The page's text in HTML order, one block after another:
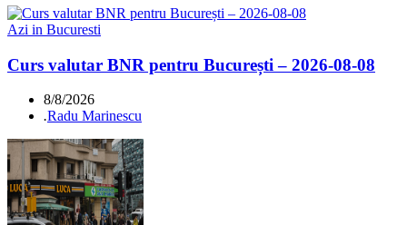
Azi in Bucuresti
Curs valutar BNR pentru București – 2026-08-08
8/8/2026
.Radu Marinescu